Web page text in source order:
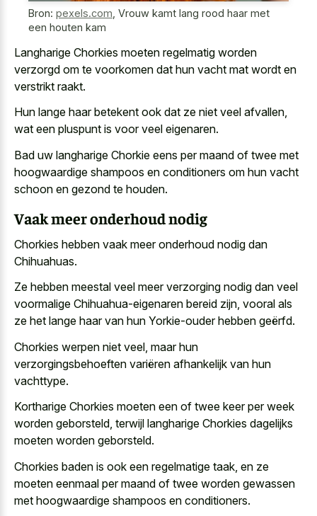
Bron: pexels.com, Vrouw kamt lang rood haar met
een houten kam
Langharige Chorkies moeten regelmatig worden
verzorgd om te voorkomen dat hun vacht mat wordt en
verstrikt raakt.
Hun lange haar betekent ook dat ze niet veel afvallen,
wat een pluspunt is voor veel eigenaren.
Bad uw langharige Chorkie eens per maand of twee met
hoogwaardige shampoos en conditioners om hun vacht
schoon en gezond te houden.
Vaak meer onderhoud nodig
Chorkies hebben vaak meer onderhoud nodig dan
Chihuahuas.
Ze hebben meestal veel meer verzorging nodig dan veel
voormalige Chihuahua-eigenaren bereid zijn, vooral als
ze het lange haar van hun Yorkie-ouder hebben geërfd.
Chorkies werpen niet veel, maar hun
verzorgingsbehoeften variëren afhankelijk van hun
vachttype.
Kortharige Chorkies moeten een of twee keer per week
worden geborsteld, terwijl langharige Chorkies dagelijks
moeten worden geborsteld.
Chorkies baden is ook een regelmatige taak, en ze
moeten eenmaal per maand of twee worden gewassen
met hoogwaardige shampoos en conditioners.